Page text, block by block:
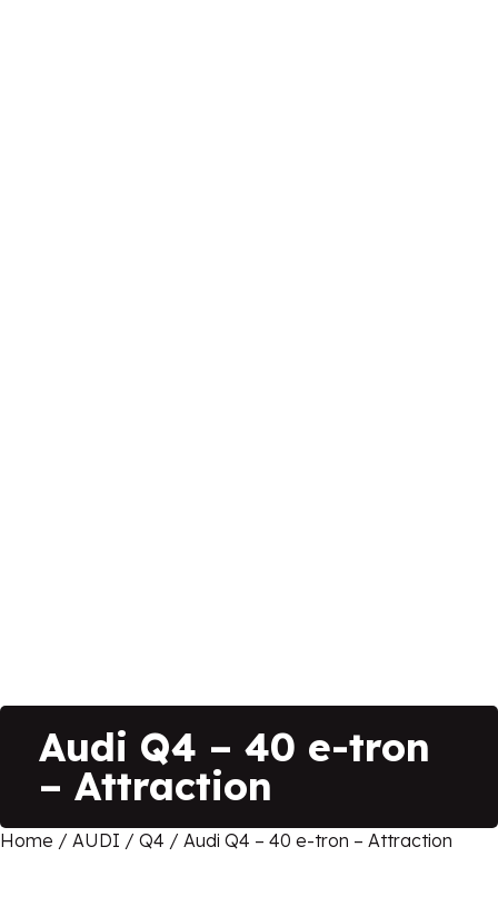
Audi Q4 – 40 e-tron
– Attraction
Home / AUDI / Q4 / Audi Q4 – 40 e-tron – Attraction